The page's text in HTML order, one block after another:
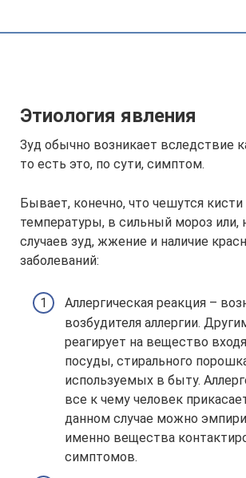
Этиология явления
Зуд обычно возникает вследствие
то есть это, по сути, симптом.
Бывает, конечно, что чешутся
температуры, в сильный мороз
случаев зуд, жжение и наличие
заболеваний:
Аллергическая реакция –
возбудителя аллергии.
реагирует на вещество
посуды, стирального
используемых в быту.
все к чему человек
данном случае можно
именно вещества
симптомов.